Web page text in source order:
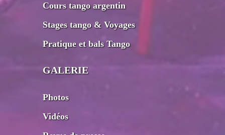
Cours tango argentin
Stages tango & Voyages
Pratique et bals Tango
GALERIE
Photos
Vidéos